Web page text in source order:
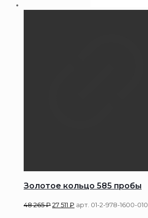
Золотое кольцо 585 пробы
48 265₽27 511 ₽ арт. 01-2-978-1600-010